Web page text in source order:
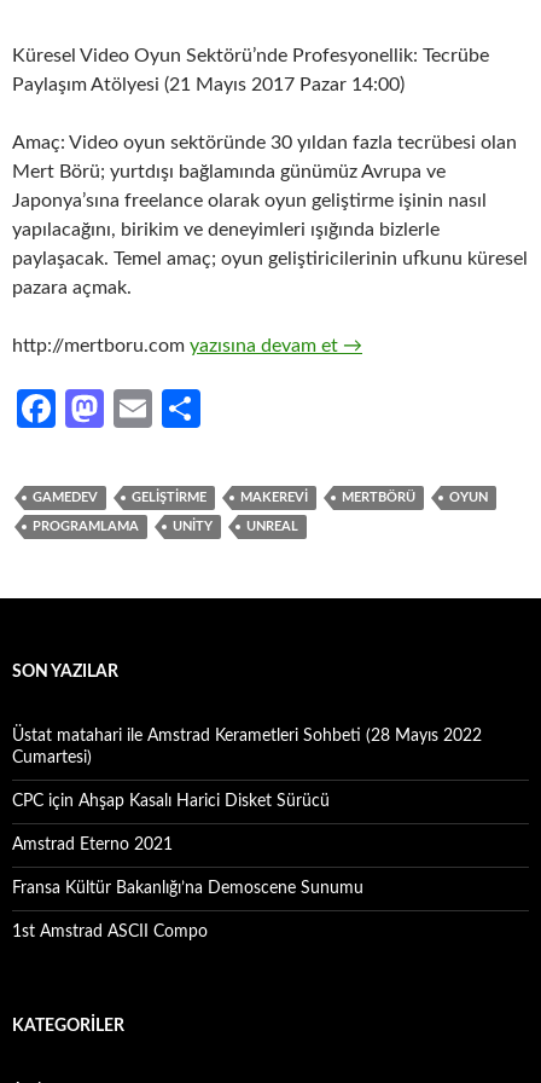
Küresel Video Oyun Sektörü’nde Profesyonellik: Tecrübe
Paylaşım Atölyesi (21 Mayıs 2017 Pazar 14:00)
Amaç: Video oyun sektöründe 30 yıldan fazla tecrübesi olan
Mert Börü; yurtdışı bağlamında günümüz Avrupa ve
Japonya’sına freelance olarak oyun geliştirme işinin nasıl
yapılacağını, birikim ve deneyimleri ışığında bizlerle
paylaşacak. Temel amaç; oyun geliştiricilerinin ufkunu küresel
pazara açmak.
http://mertboru.com Küresel Video Oyun Sektörü’nde
yazısına devam et →
Fa
b
o
k
M
to
d
n
E
ail ar
e
GAMEDEV GELIŞTIRME MAKEREVI MERTBÖRÜ OYUN
PROGRAMLAMA UNITY UNREAL
SON YAZILAR
Üstat matahari ile Amstrad Kerametleri Sohbeti (28 Mayıs 2022
Cumartesi)
CPC için Ahşap Kasalı Harici Disket Sürücü
Amstrad Eterno 2021
Fransa Kültür Bakanlığı’na Demoscene Sunumu
1st Amstrad ASCII Compo
KATEGORILER